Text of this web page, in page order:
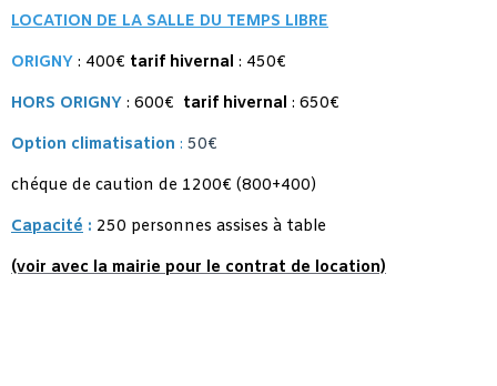
LOCATION DE LA SALLE DU TEMPS LIBRE
ORIGNY : 400€ tarif hivernal : 450€
HORS ORIGNY : 600€ tarif hivernal : 650€
Option climatisation : 50€
chéque de caution de 1200€ (800+400)
Capacité : 250 personnes assises à table
(voir avec la mairie pour le contrat de location)